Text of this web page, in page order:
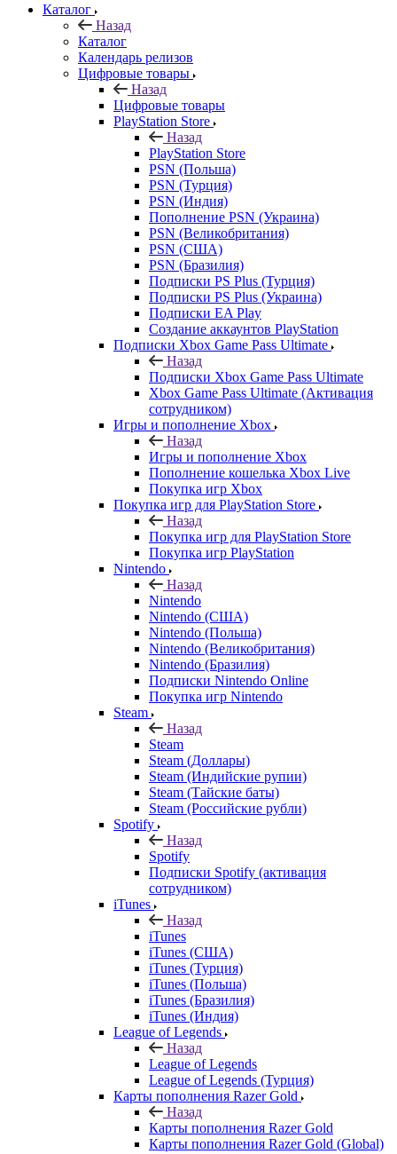
Каталог
Назад
Каталог
Календарь релизов
Цифровые товары
Назад
Цифровые товары
PlayStation Store
Назад
PlayStation Store
PSN (Польша)
PSN (Турция)
PSN (Индия)
Пополнение PSN (Украина)
PSN (Великобритания)
PSN (США)
PSN (Бразилия)
Подписки PS Plus (Турция)
Подписки PS Plus (Украина)
Подписки EA Play
Создание аккаунтов PlayStation
Подписки Xbox Game Pass Ultimate
Назад
Подписки Xbox Game Pass Ultimate
Xbox Game Pass Ultimate (Активация
сотрудником)
Игры и пополнение Xbox
Назад
Игры и пополнение Xbox
Пополнение кошелька Xbox Live
Покупка игр Xbox
Покупка игр для PlayStation Store
Назад
Покупка игр для PlayStation Store
Покупка игр PlayStation
Nintendo
Назад
Nintendo
Nintendo (США)
Nintendo (Польша)
Nintendo (Великобритания)
Nintendo (Бразилия)
Подписки Nintendo Online
Покупка игр Nintendo
Steam
Назад
Steam
Steam (Доллары)
Steam (Индийские рупии)
Steam (Тайские баты)
Steam (Российские рубли)
Spotify
Назад
Spotify
Подписки Spotify (активация
сотрудником)
iTunes
Назад
iTunes
iTunes (США)
iTunes (Турция)
iTunes (Польша)
iTunes (Бразилия)
iTunes (Индия)
League of Legends
Назад
League of Legends
League of Legends (Турция)
Карты пополнения Razer Gold
Назад
Карты пополнения Razer Gold
Карты пополнения Razer Gold (Global)